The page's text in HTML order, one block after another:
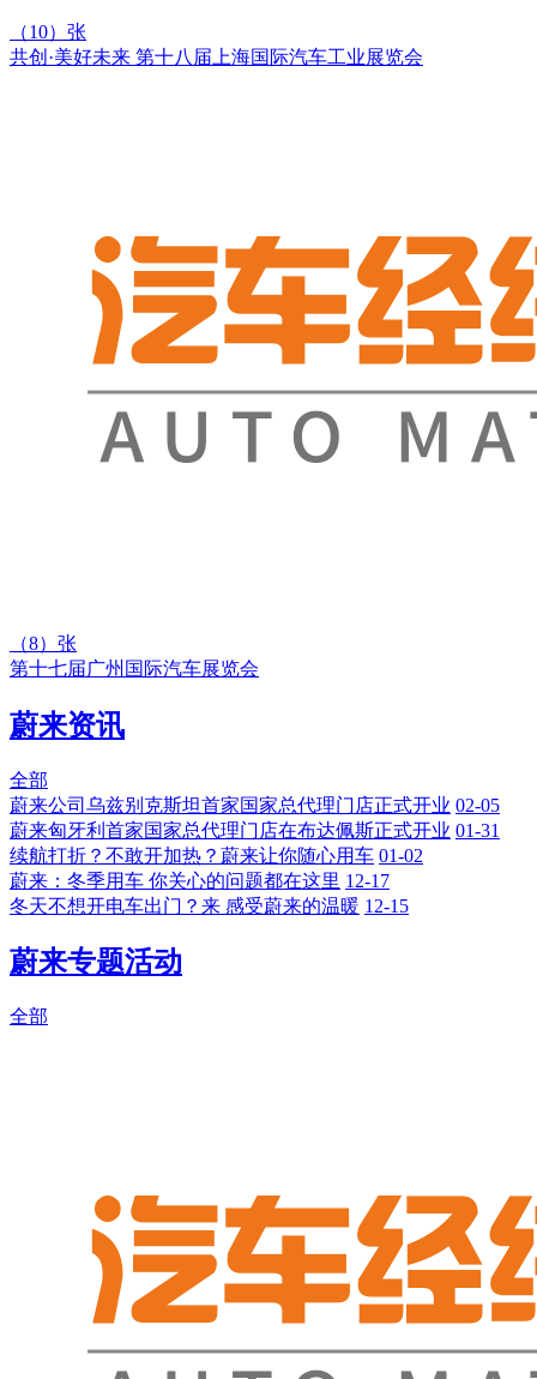
（10）张
共创·美好未来 第十八届上海国际汽车工业展览会
（8）张
第十七届广州国际汽车展览会
蔚来资讯
全部
蔚来公司乌兹别克斯坦首家国家总代理门店正式开业 02-05
蔚来匈牙利首家国家总代理门店在布达佩斯正式开业 01-31
续航打折？不敢开加热？蔚来让你随心用车 01-02
蔚来：冬季用车 你关心的问题都在这里 12-17
冬天不想开电车出门？来 感受蔚来的温暖 12-15
蔚来专题活动
全部